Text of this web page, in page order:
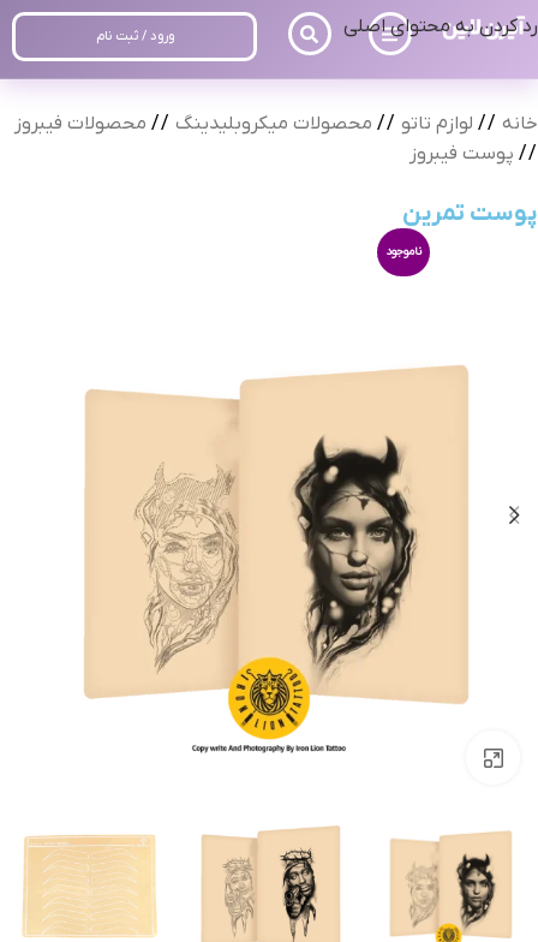
رد کردن به محتوای اصلی ورود / ثبت نام
خانه / لوازم تاتو / محصولات میکروبلیدینگ /
محصولات فیبروز
/
پوست فیبروز
پوست تمرین
ناموجود